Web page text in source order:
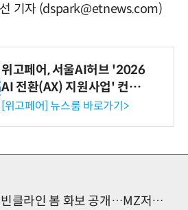
기자 (dspark@etnews.com)
위고페어, 서울AI허브 '2026
AI 전환(AX) 지원사업' 컨소
시엄 선정
[위고페어] 뉴스룸 바로가기>
봄 화보 공개…MZ저격 '에너제틱 쿨' 매력